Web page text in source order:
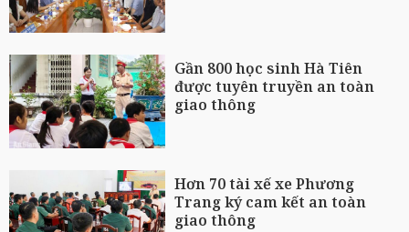
Gần 800 học sinh Hà Tiên
được tuyên truyền an toàn
giao thông
Hơn 70 tài xế xe Phương
Trang ký cam kết an toàn
giao thông